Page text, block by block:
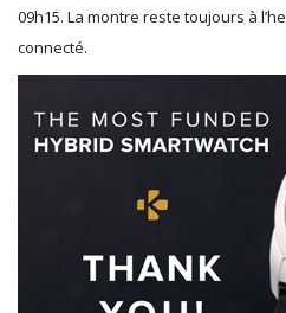
09h15. La montre reste toujours à
connecté.